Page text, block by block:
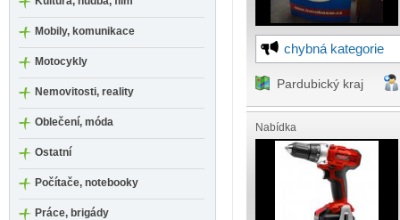
Mobily, komunikace
Motocykly
Nemovitosti, reality
Oblečení, móda
Ostatní
Počítače, notebooky
Práce, brigády
chybná kategorie
Pardubický kraj
Nabídka